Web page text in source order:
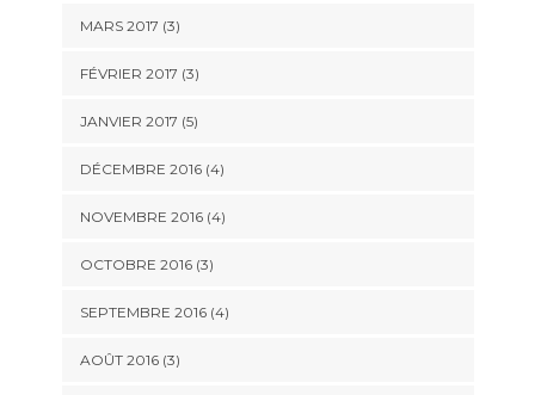
MARS 2017 (3)
FÉVRIER 2017 (3)
JANVIER 2017 (5)
DÉCEMBRE 2016(4)
NOVEMBRE 2016(4)
OCTOBRE 2016(3)
SEPTEMBRE 2016(4)
AOÛT 2016(3)